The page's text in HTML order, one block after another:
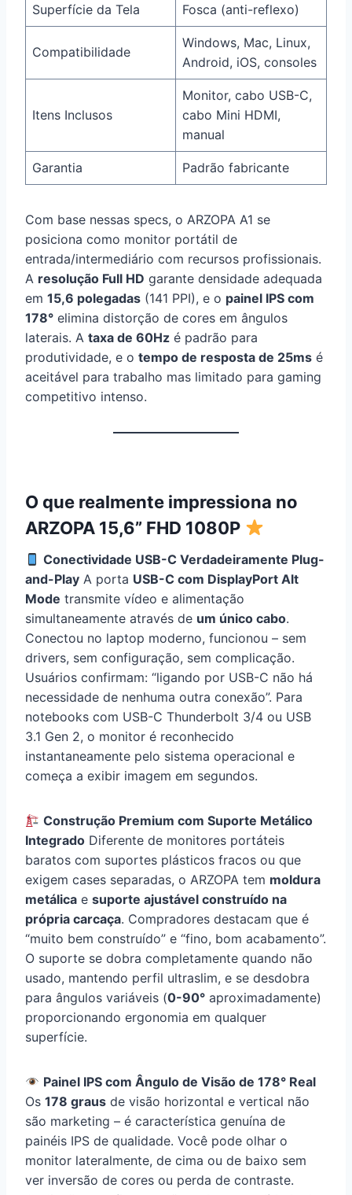
Superfície da Tela Fosca (anti-reflexo)
Compatibilidade
Windows, Mac, Linux,
Android, iOS, consoles
Itens Inclusos
Monitor, cabo USB-C,
cabo Mini HDMI,
manual
Garantia Padrão fabricante
Com base nessas specs, o ARZOPA A1 se
posiciona como monitor portátil de
entrada/intermediário com recursos profissionais.
A resolução Full HD garante densidade adequada
em 15,6 polegadas (141 PPI), e o painel IPS com
178° elimina distorção de cores em ângulos
laterais. A taxa de 60Hz é padrão para
produtividade, e o tempo de resposta de 25ms é
aceitável para trabalho mas limitado para gaming
competitivo intenso.
O que realmente impressiona no
ARZOPA 15,6” FHD 1080P
Conectividade USB-C Verdadeiramente Plug-
and-Play A porta USB-C com DisplayPort Alt
Mode transmite vídeo e alimentação
simultaneamente através de um único cabo.
Conectou no laptop moderno, funcionou – sem
drivers, sem configuração, sem complicação.
Usuários confirmam: “ligando por USB-C não há
necessidade de nenhuma outra conexão”. Para
notebooks com USB-C Thunderbolt 3/4 ou USB
3.1 Gen 2, o monitor é reconhecido
instantaneamente pelo sistema operacional e
começa a exibir imagem em segundos.
Construção Premium com Suporte Metálico
Integrado Diferente de monitores portáteis
baratos com suportes plásticos fracos ou que
exigem cases separadas, o ARZOPA tem moldura
metálica e suporte ajustável construído na
própria carcaça. Compradores destacam que é
“muito bem construído” e “fino, bom acabamento”.
O suporte se dobra completamente quando não
usado, mantendo perfil ultraslim, e se desdobra
para ângulos variáveis (0-90° aproximadamente)
proporcionando ergonomia em qualquer
superfície.
Painel IPS com Ângulo de Visão de 178° Real
Os 178 graus de visão horizontal e vertical não
são marketing – é característica genuína de
painéis IPS de qualidade. Você pode olhar o
monitor lateralmente, de cima ou de baixo sem
ver inversão de cores ou perda de contraste.